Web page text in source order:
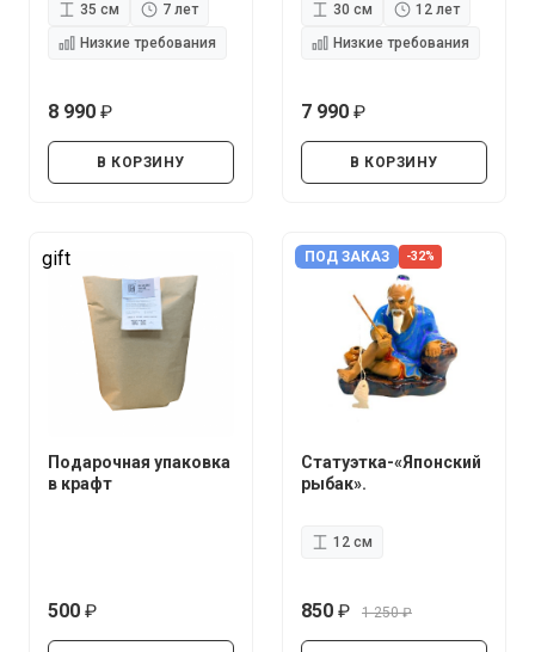
35 см
7 лет
Низкие требования
8 990
В КОРЗИНУ
30 см
12 лет
Низкие требования
7 990
В КОРЗИНУ
gift
Подарочная упаковка
в крафт
500
ПОД ЗАКАЗ -32%
Статуэтка-«Японский
рыбак».
12 см
850
1 250